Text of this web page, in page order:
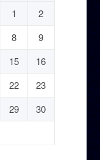
1
2
8
9
15
16
22
23
29
30